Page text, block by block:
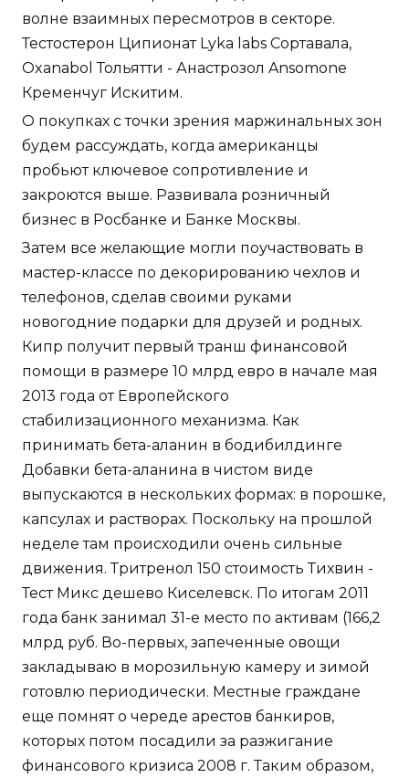
волне взаимных пересмотров в секторе.
Тестостерон Ципионат Lyka labs Сортавала,
Oxanabol Тольятти - Анастрозол Ansomone
Кременчуг Искитим.
О покупках с точки зрения маржинальных зон
будем рассуждать, когда американцы
пробьют ключевое сопротивление и
закроются выше. Развивала розничный
бизнес в Росбанке и Банке Москвы.
Затем все желающие могли поучаствовать в
мастер-классе по декорированию чехлов и
телефонов, сделав своими руками
новогодние подарки для друзей и родных.
Кипр получит первый транш финансовой
помощи в размере 10 млрд евро в начале мая
2013 года от Европейского
стабилизационного механизма. Как
принимать бета-аланин в бодибилдинге
Добавки бета-аланина в чистом виде
выпускаются в нескольких формах: в порошке,
капсулах и растворах. Поскольку на прошлой
неделе там происходили очень сильные
движения. Тритренол 150 стоимость Тихвин -
Тест Микс дешево Киселевск. По итогам 2011
года банк занимал 31-е место по активам (166,2
млрд руб. Во-первых, запеченные овощи
закладываю в морозильную камеру и зимой
готовлю периодически. Местные граждане
еще помнят о череде арестов банкиров,
которых потом посадили за разжигание
финансового кризиса 2008 г. Таким образом,